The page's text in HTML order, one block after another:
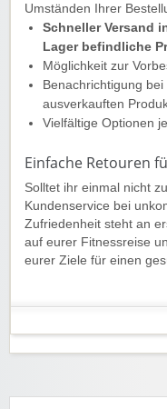
Umständen Ihrer
Schneller Versand
Lager befindliche
Möglichkeit zur
Benachrichtigung
ausverkauften
Vielfältige Optionen
Einfache Retouren
Solltet ihr einmal nicht
Kundenservice bei
Zufriedenheit steht an
auf eurer Fitnessreise
eurer Ziele für einen